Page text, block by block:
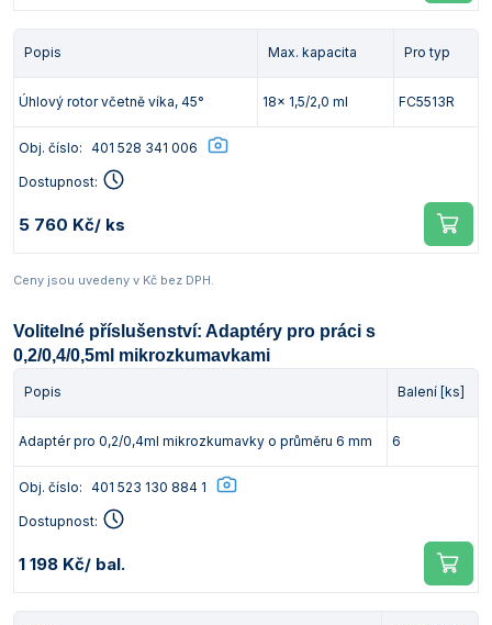
Popis Max. kapacita Pro typ
Úhlový rotor včetně víka, 45° 18x 1,5/2,0 ml FC5513R
Obj. číslo: 401 528 341 006
Dostupnost:
5 760 Kč/ ks
Ceny jsou uvedeny v Kč bez DPH.
Volitelné příslušenství: Adaptéry pro práci s
0,2/0,4/0,5ml mikrozkumavkami
Popis Balení [ks]
Adaptér pro 0,2/0,4ml mikrozkumavky o průměru 6 mm 6
Obj. číslo: 401 523 130 884 1
Dostupnost:
1 198 Kč/ bal.